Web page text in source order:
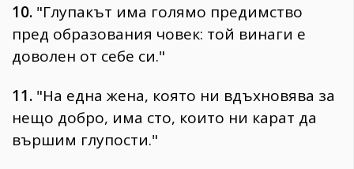
10. "Глупакът има голямо предимство
пред образования човек: той винаги е
доволен от себе си."
11. "На една жена, която ни вдъхновява за
нещо добро, има сто, които ни карат да
вършим глупости."